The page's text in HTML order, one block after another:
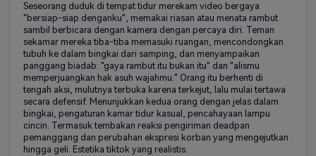
Seseorang duduk di tempat tidur merekam video bergaya
"bersiap-siap denganku", memakai riasan atau menata rambut
sambil berbicara dengan kamera dengan percaya diri. Teman
sekamar mereka tiba-tiba memasuki ruangan, mencondongkan
tubuh ke dalam bingkai dari samping, dan menyampaikan
panggang biadab: "gaya rambut itu bukan itu" dan "alismu
memperjuangkan hak asuh wajahmu." Orang itu berhenti di
tengah aksi, mulutnya terbuka karena terkejut, lalu mulai tertawa
secara defensif. Menunjukkan kedua orang dengan jelas dalam
bingkai, pengaturan kamar tidur kasual, pencahayaan lampu
cincin. Termasuk tembakan reaksi pengiriman deadpan
pemanggang dan perubahan ekspresi korban yang mengejutkan
hingga geli. Estetika tiktok yang realistis.